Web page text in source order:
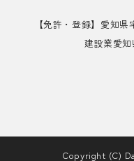
【免許・登録】愛知
建設業愛
Copyright (C)